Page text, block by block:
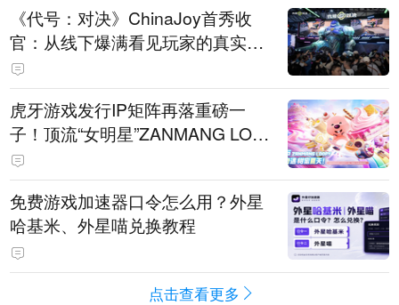
《代号：对决》ChinaJoy首秀收
官：从线下爆满看见玩家的真实期
待
虎牙游戏发行IP矩阵再落重磅一
子！顶流“女明星”ZANMANG LOO
PY 正版3D消除手游《消消奇遇》
惊喜曝光
免费游戏加速器口令怎么用？外星
哈基米、外星喵兑换教程
点击查看更多